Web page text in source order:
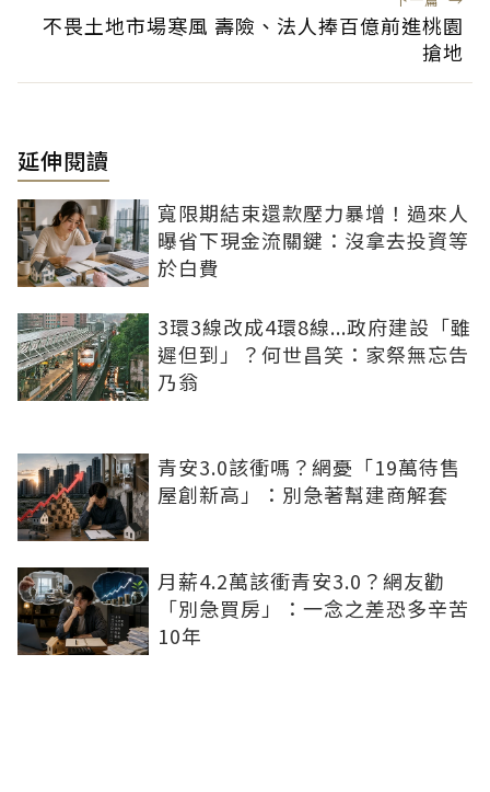
不畏土地市場寒風 壽險、法人捧百億前進桃園
搶地
延伸閱讀
寬限期結束還款壓力暴增！過來人
曝省下現金流關鍵：沒拿去投資等
於白費
3環3線改成4環8線...政府建設「雖
遲但到」？何世昌笑：家祭無忘告
乃翁
青安3.0該衝嗎？網憂「19萬待售
屋創新高」：別急著幫建商解套
月薪4.2萬該衝青安3.0？網友勸
「別急買房」：一念之差恐多辛苦
10年